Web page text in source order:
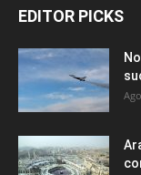
EDITOR PICKS